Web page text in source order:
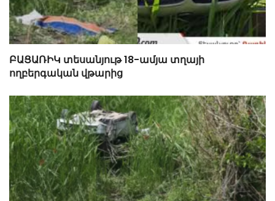
ԲԱՑԱՌԻԿ տեսանյութ 18-ամյա տղայի
ողբերգական վթարից